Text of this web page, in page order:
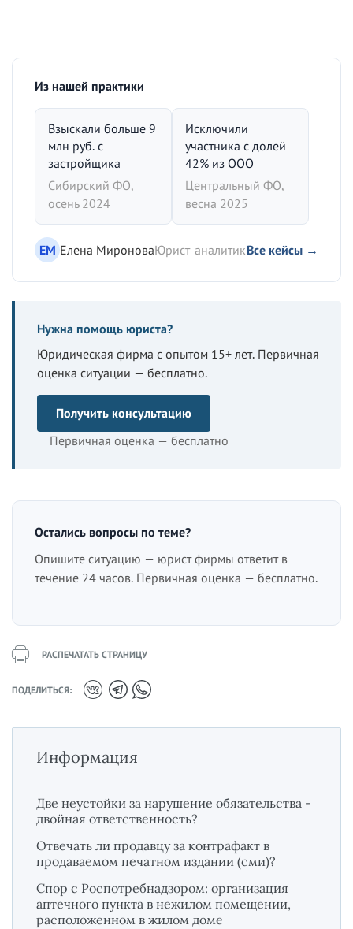
Из нашей практики
Взыскали больше 9
млн руб. с
застройщика
Сибирский ФО,
осень 2024
Исключили
участника с долей
42% из ООО
Центральный ФО,
весна 2025
ЕМ Елена МироноваЮрист-аналитикВсе кейсы →
Нужна помощь юриста?
Юридическая фирма с опытом 15+ лет. Первичная
оценка ситуации — бесплатно.
Получить консультацию
Первичная оценка — бесплатно
Остались вопросы по теме?
Опишите ситуацию — юрист фирмы ответит в
течение 24 часов. Первичная оценка — бесплатно.
РАСПЕЧАТАТЬ СТРАНИЦУ
ПОДЕЛИТЬСЯ:
Информация
Две неустойки за нарушение обязательства -
двойная ответственность?
Отвечать ли продавцу за контрафакт в
продаваемом печатном издании (сми)?
Спор с Роспотребнадзором: организация
аптечного пункта в нежилом помещении,
расположенном в жилом доме